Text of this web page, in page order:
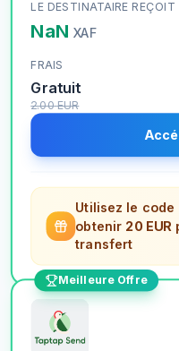
LE DESTINATAIRE REÇOIT
NaN XAF
FRAIS
Gratuit
2.00 EUR
Utilisez le code
obtenir 20 EUR
transfert
Meilleure Offre